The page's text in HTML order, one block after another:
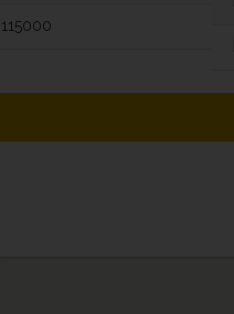
115000